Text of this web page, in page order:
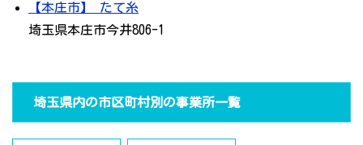
【本庄市】 たて糸
埼玉県本庄市今井806-1
埼玉県内の市区町村別の事業所一覧